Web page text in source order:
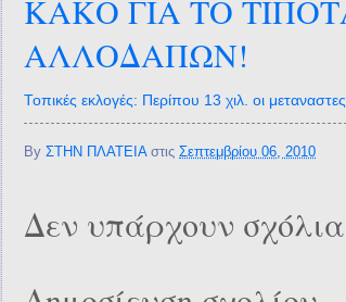
ΚΑΚΟ ΓΙΑ ΤΟ
ΑΛΛΟΔΑΠΩΝ!
Τοπικές εκλογές: Περίπου 13 χιλ. οι
By ΣΤΗΝ ΠΛΑΤΕΙΑ στις Σεπτεμβρίου 06, 2010
Δεν υπάρχουν